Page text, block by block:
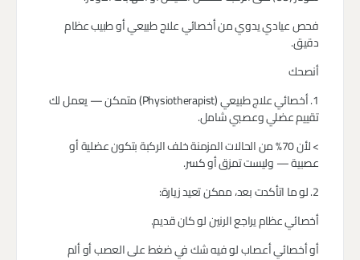
فحص عيادي يدوي من أخصائي علاج طبيعي أو طبيب عظام
دقيق.
أنصحك
1. أخصائي علاج طبيعي (Physiotherapist) متمكن — يعمل لك
تقييم عضلي وعصبي شامل.
> لأن 70% من الحالات المزمنة خلف الركبة بتكون عضلية أو
عصبية — وليست تمزق أو كسر.
2. لو ما اتأكدت بعد، ممكن تعيد زيارة:
أخصائي عظام يراجع الرنين لو كان قديم.
أو أخصائي أعصاب لو فيه شك في ضغط على العصب أو ألم